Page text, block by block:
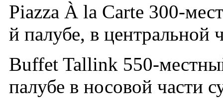
Piazza À la Carte 300-
й палубе, в центральной
Buffet Tallink 550-
палубе в носовой части